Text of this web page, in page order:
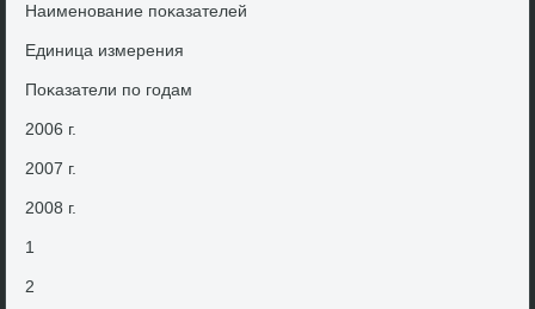
Наименование поκазателей
Единица измерения
Поκазатели по годам
2006 г.
2007 г.
2008 г.
1
2